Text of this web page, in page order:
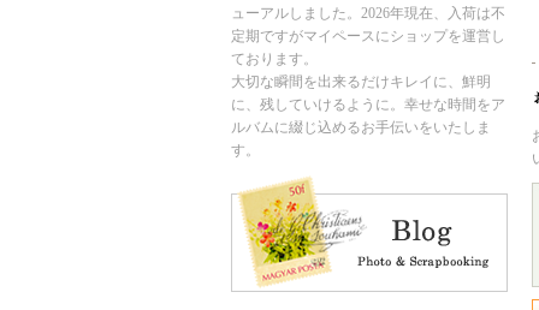
ューアルしました。2026年現在、入荷は不
定期ですがマイペースにショップを運営し
ております。
大切な瞬間を出来るだけキレイに、鮮明
に、残していけるように。幸せな時間をア
ルバムに綴じ込めるお手伝いをいたしま
す。